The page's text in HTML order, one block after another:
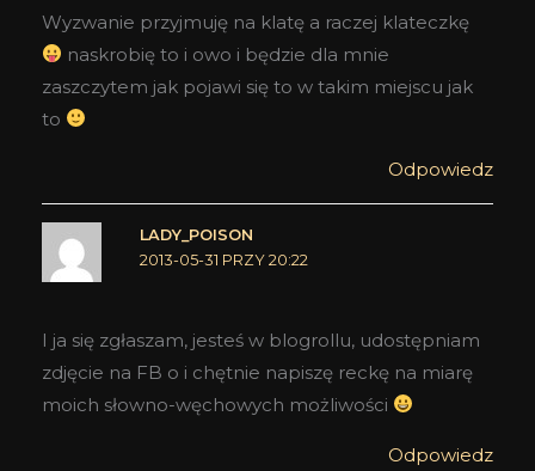
Wyzwanie przyjmuję na klatę a raczej klateczkę
naskrobię to i owo i będzie dla mnie
zaszczytem jak pojawi się to w takim miejscu jak
to
Odpowiedz
LADY_POISON
2013-05-31 PRZY 20:22
I ja się zgłaszam, jesteś w blogrollu, udostępniam
zdjęcie na FB o i chętnie napiszę reckę na miarę
moich słowno-węchowych możliwości
Odpowiedz